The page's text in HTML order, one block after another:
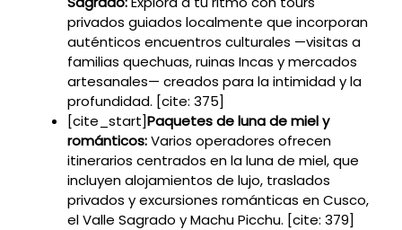
privados guiados localmente que incorporan
auténticos encuentros culturales —visitas a
familias quechuas, ruinas Incas y mercados
artesanales— creados para la intimidad y la
profundidad. [cite: 375]
[cite_start]Paquetes de luna de miel y
románticos:Varios operadores ofrecen
itinerarios centrados en la luna de miel, que
incluyen alojamientos de lujo, traslados
privados y excursiones románticas en Cusco,
el Valle Sagrado y Machu Picchu. [cite: 379]